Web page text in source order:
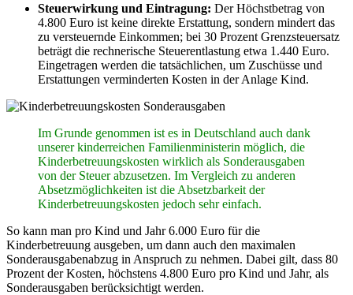
Steuerwirkung und Eintragung: Der Höchstbetrag von
4.800 Euro ist keine direkte Erstattung, sondern mindert das
zu versteuernde Einkommen; bei 30 Prozent Grenzsteuersatz
beträgt die rechnerische Steuerentlastung etwa 1.440 Euro.
Eingetragen werden die tatsächlichen, um Zuschüsse und
Erstattungen verminderten Kosten in der Anlage Kind.
Im Grunde genommen ist es in Deutschland auch dank
unserer kinderreichen Familienministerin möglich, die
Kinderbetreuungskosten wirklich als Sonderausgaben
von der Steuer abzusetzen. Im Vergleich zu anderen
Absetzmöglichkeiten ist die Absetzbarkeit der
Kinderbetreuungskosten jedoch sehr einfach.
So kann man pro Kind und Jahr 6.000 Euro für die
Kinderbetreuung ausgeben, um dann auch den maximalen
Sonderausgabenabzug in Anspruch zu nehmen. Dabei gilt, dass 80
Prozent der Kosten, höchstens 4.800 Euro pro Kind und Jahr, als
Sonderausgaben berücksichtigt werden.